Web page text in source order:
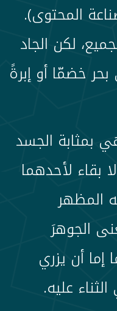
المحتوى).
لكن الجاد
خضمّا أو إبرةً
بمثابة الجسد
بقاء لأحدهما
المظهر
الجوهرَ
أن يزري
عليه.